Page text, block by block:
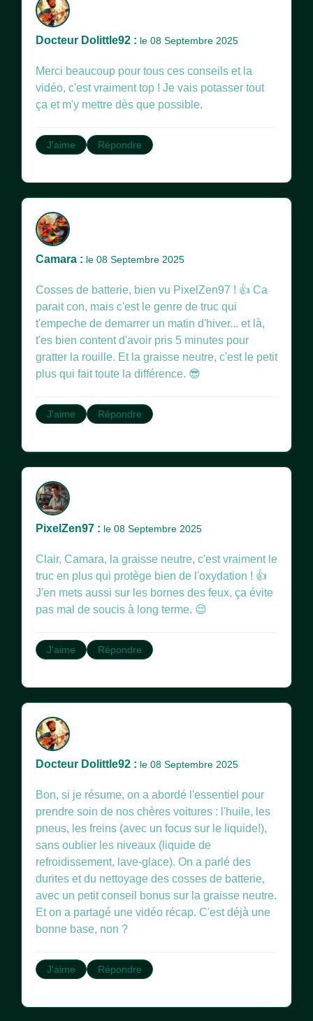
Docteur Dolittle92 : le 08 Septembre 2025
Merci beaucoup pour tous ces conseils et la
vidéo, c'est vraiment top ! Je vais potasser tout
ça et m'y mettre dès que possible.
J'aime Répondre
Camara : le 08 Septembre 2025
Cosses de batterie, bien vu PixelZen97 ! 👍 Ca
parait con, mais c'est le genre de truc qui
t'empeche de demarrer un matin d'hiver... et là,
t'es bien content d'avoir pris 5 minutes pour
gratter la rouille. Et la graisse neutre, c'est le petit
plus qui fait toute la différence. 😎
J'aime Répondre
PixelZen97 : le 08 Septembre 2025
Clair, Camara, la graisse neutre, c'est vraiment le
truc en plus qui protège bien de l'oxydation ! 👍
J'en mets aussi sur les bornes des feux, ça évite
pas mal de soucis à long terme. 😌
J'aime Répondre
Docteur Dolittle92 : le 08 Septembre 2025
Bon, si je résume, on a abordé l'essentiel pour
prendre soin de nos chères voitures : l'huile, les
pneus, les freins (avec un focus sur le liquide!),
sans oublier les niveaux (liquide de
refroidissement, lave-glace). On a parlé des
durites et du nettoyage des cosses de batterie,
avec un petit conseil bonus sur la graisse neutre.
Et on a partagé une vidéo récap. C'est déjà une
bonne base, non ?
J'aime Répondre